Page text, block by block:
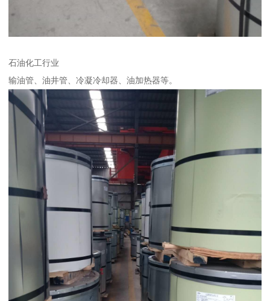
石油化工行业
输油管、油井管、冷凝冷却器、油加热器等。